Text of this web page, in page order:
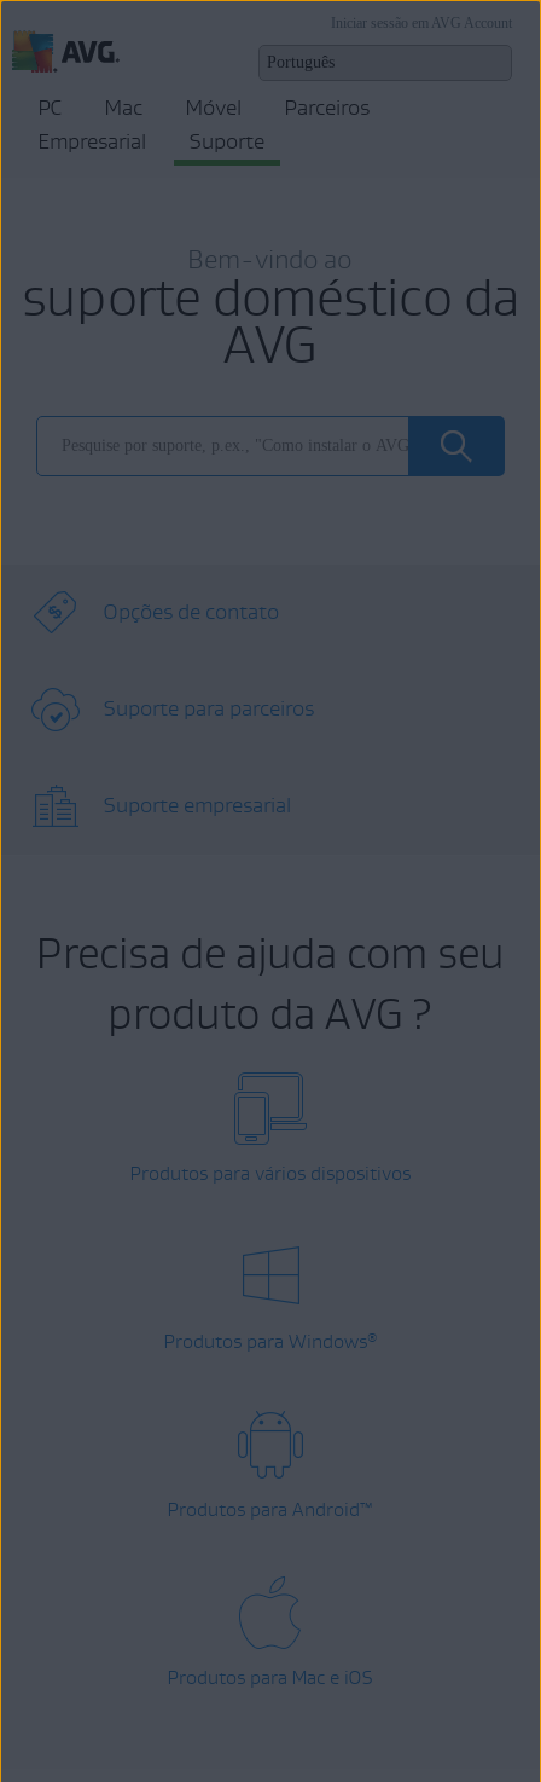
Iniciar sessão em AVG Account
PC Mac Móvel
Parceiros
Empresarial
Suporte
Bem-vindo ao
suporte doméstico da
AVG
Opções de contato
Suporte para parceiros
Suporte empresarial
Precisa de ajuda com seu
produto da AVG ?
Produtos para vários dispositivos
Produtos para Windows®
Produtos para Android™
Produtos para Mac e iOS